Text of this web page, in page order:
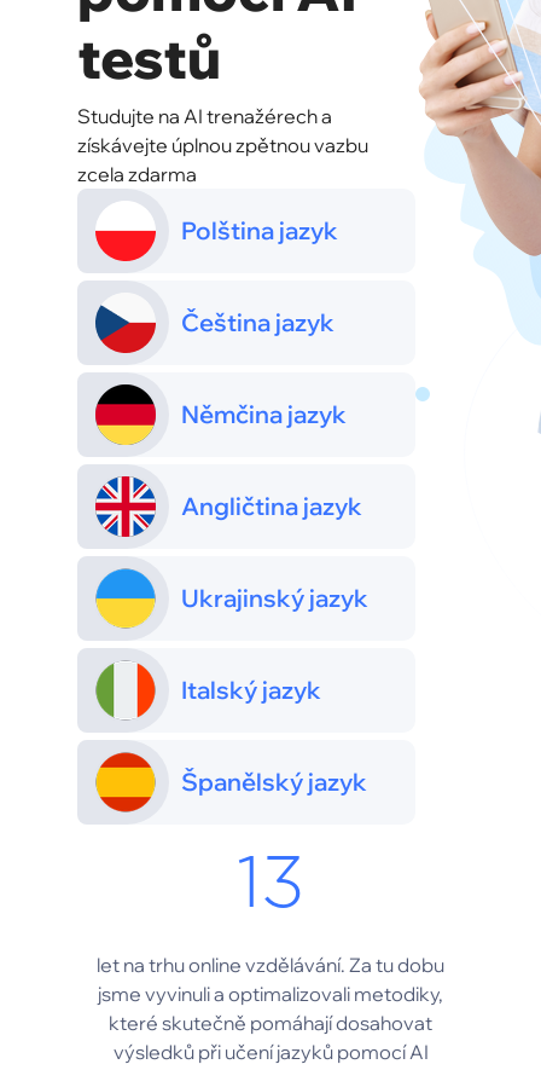
testů
Studujte na AI trenažérech a
získávejte úplnou zpětnou vazbu
zcela zdarma
Polština jazyk
Čeština jazyk
Němčina jazyk
Angličtina jazyk
Ukrajinský jazyk
Italský jazyk
Španělský jazyk
13
let na trhu online vzdělávání. Za tu dobu
jsme vyvinuli a optimalizovali metodiky,
které skutečně pomáhají dosahovat
výsledků při učení jazyků pomocí AI